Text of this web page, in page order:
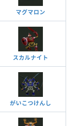
マグマロン
スカルナイト
がいこつけんし